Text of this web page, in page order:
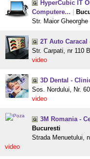
HyperCubic IT
Computere...
Str. Maior
2T Auto
Str. Carpati, nr 110
video
3D Dental -
Sos. Nordului, Nr.
video
3M Romania -
Bucuresti
Strada Menuetului,
video